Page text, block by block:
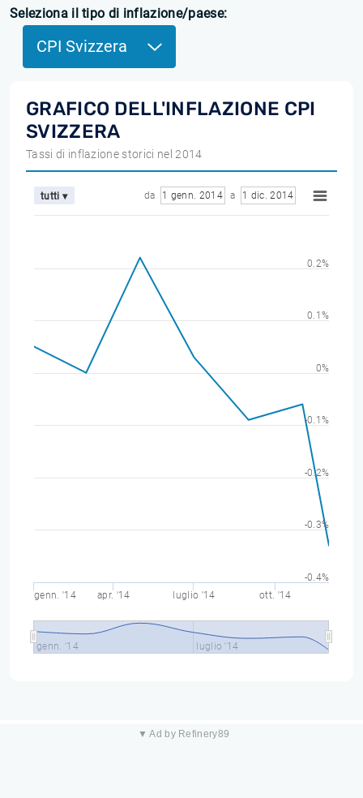
Seleziona il tipo di inflazione/paese:
CPI Svizzera
GRAFICO DELL'INFLAZIONE CPI
SVIZZERA
Tassi di inflazione storici nel 2014
tutti ▾ da 1 genn. 2014 a 1 dic. 2014
genn. '14 apr. '14 luglio '14 ott. '14
genn. '14 luglio '14
-0.4%
-0.3%
-0.2%
-0.1%
0%
0.1%
0.2%
▼ Ad by Refinery89